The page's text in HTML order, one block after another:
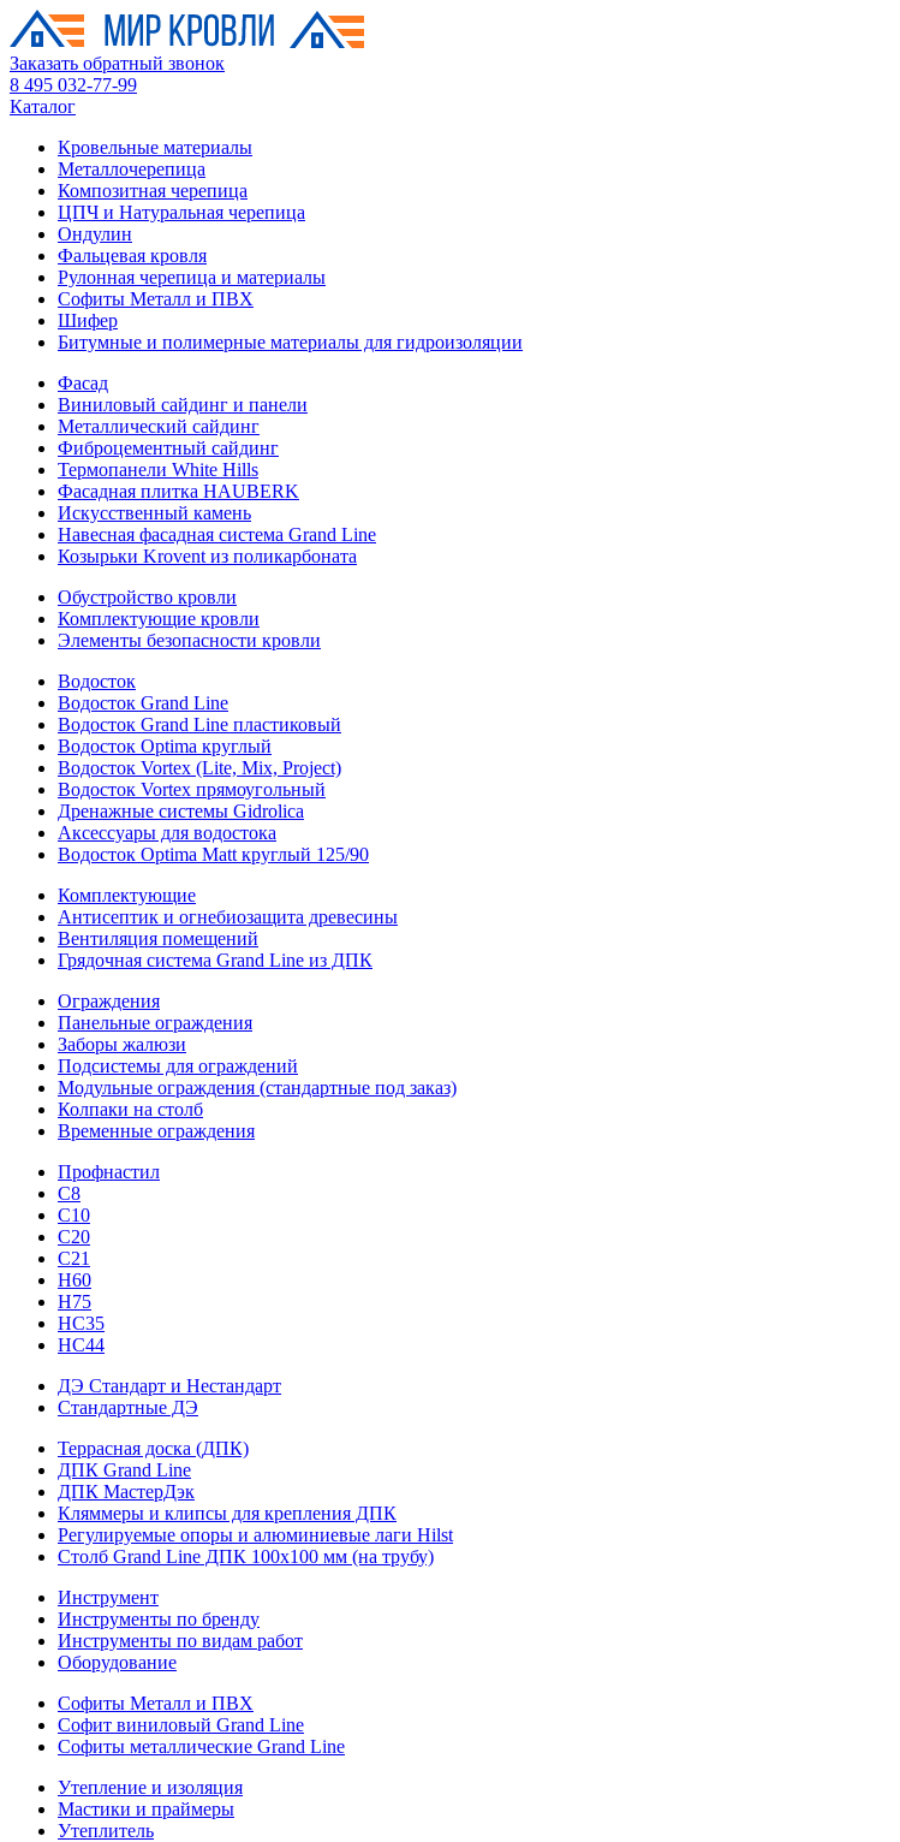
Заказать обратный звонок
8 495 032-77-99
Каталог
Кровельные материалы
Металлочерепица
Композитная черепица
ЦПЧ и Натуральная черепица
Ондулин
Фальцевая кровля
Рулонная черепица и материалы
Софиты Металл и ПВХ
Шифер
Битумные и полимерные материалы для гидроизоляции
Фасад
Виниловый сайдинг и панели
Металлический сайдинг
Фиброцементный сайдинг
Термопанели White Hills
Фасадная плитка HAUBERK
Искусственный камень
Навесная фасадная система Grand Line
Козырьки Krovent из поликарбоната
Обустройство кровли
Комплектующие кровли
Элементы безопасности кровли
Водосток
Водосток Grand Line
Водосток Grand Line пластиковый
Водосток Optima круглый
Водосток Vortex (Lite, Mix, Project)
Водосток Vortex прямоугольный
Дренажные системы Gidrolica
Аксессуары для водостока
Водосток Optima Matt круглый 125/90
Комплектующие
Антисептик и огнебиозащита древесины
Вентиляция помещений
Грядочная система Grand Line из ДПК
Ограждения
Панельные ограждения
Заборы жалюзи
Подсистемы для ограждений
Модульные ограждения (стандартные под заказ)
Колпаки на столб
Временные ограждения
Профнастил
С8
С10
С20
С21
H60
H75
HС35
НС44
ДЭ Стандарт и Нестандарт
Стандартные ДЭ
Террасная доска (ДПК)
ДПК Grand Line
ДПК МастерДэк
Кляммеры и клипсы для крепления ДПК
Регулируемые опоры и алюминиевые лаги Hilst
Столб Grand Line ДПК 100х100 мм (на трубу)
Инструмент
Инструменты по бренду
Инструменты по видам работ
Оборудование
Софиты Металл и ПВХ
Софит виниловый Grand Line
Софиты металлические Grand Line
Утепление и изоляция
Мастики и праймеры
Утеплитель